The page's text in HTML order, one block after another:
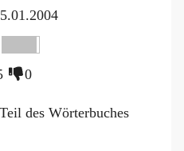
0
des Wörterbuches